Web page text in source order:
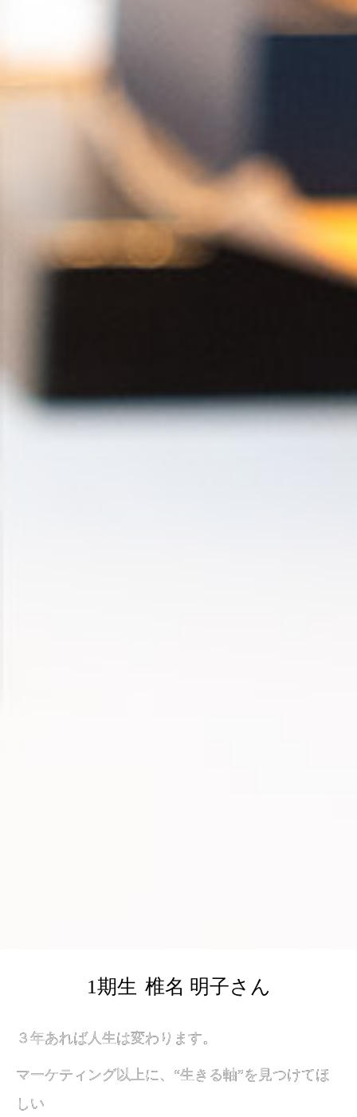
1期生 椎名 明子さん
３年あれば人生は変わります。
３年あれば人生は変わります。
マーケティング以上に、“生きる軸”を見つけてほ
しい
マーケティング以上に、“生きる軸”を見つけてほ
しい